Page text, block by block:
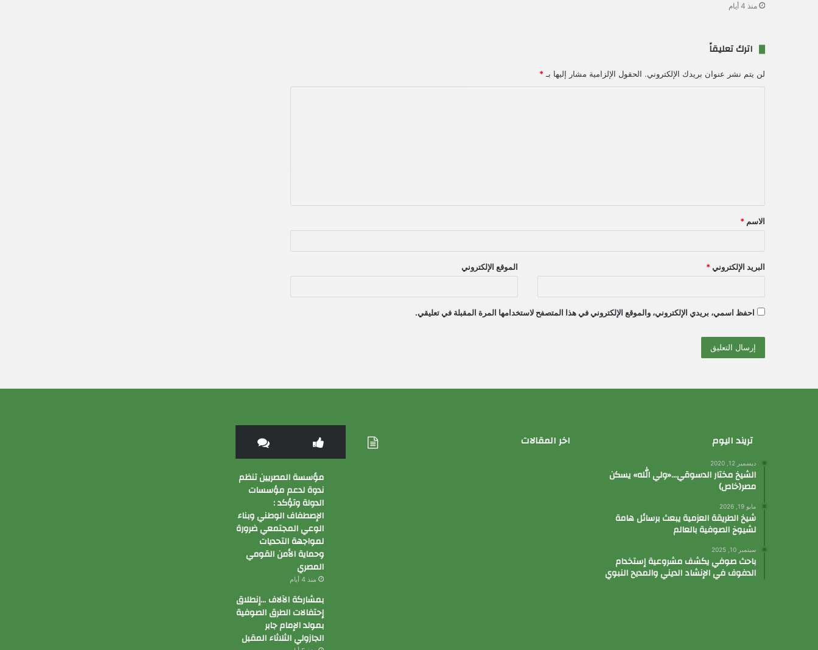
منذ 4 أيام
اترك تعليقاً
لن يتم نشر عنوان بريدك الإلكتروني. الحقول الإلزامية مشار إليها بـ *
ق
*
الاسم *
البريد الإلكتروني * الموقع الإلكتروني
احفظ اسمي، بريدي الإلكتروني، والموقع الإلكتروني في هذا المتصفح لاستخدامها المرة المقبلة في تعليقي.
تريند اليوم
ديسمبر 12, 2020
الشيخ مختار الدسوقي…«ولي الله» يسكن
مصر(خاص)
مايو 19, 2026
شيخ الطريقة العزمية يبعث برسائل هامة
لشيوخ الصوفية بالعالم
سبتمبر 10, 2025
باحث صوفي يكشف مشروعية إستخدام
الدفوف في الإنشاد الديني والمديح النبوي
اخر المقالات
مؤسسة المصريين تنظم
ندوة لدعم مؤسسات
الدولة وتؤكد :
الإصطفاف الوطني وبناء
الوعي المجتمعي ضرورة
لمواجهة التحديات
وحماية الأمن القومي
المصري
منذ 4 أيام
بمشاركة الآلاف …إنطلاق
إحتفالات الطرق الصوفية
بمولد الإمام جابر
الجازولي الثلاثاء المقبل